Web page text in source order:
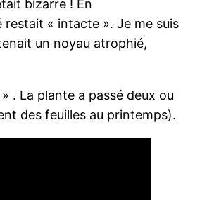
bizarre ! En
restait « intacte ». Je me suis
un noyau atrophié,
. La plante a passé deux ou
des feuilles au printemps).